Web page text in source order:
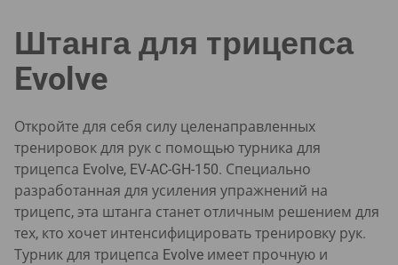
Штанга для трицепса
Evolve
Откройте для себя силу целенаправленных
тренировок для рук с помощью турника для
трицепса Evolve, EV-AC-GH-150. Специально
разработанная для усиления упражнений на
трицепс, эта штанга станет отличным решением для
тех, кто хочет интенсифицировать тренировку рук.
Турник для трицепса Evolve имеет прочную и